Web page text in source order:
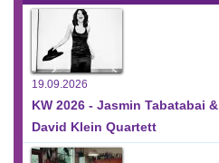
19.09.2026
KW 2026 - Jasmin Tabatabai &
David Klein Quartett